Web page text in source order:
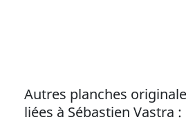
Autres planches
liées à Sébastien Vastra :